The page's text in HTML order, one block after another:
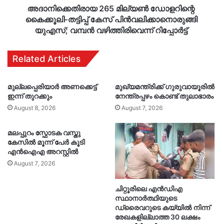
വഴിത്തിരിവെന്ന്
അദാനിക്കെതിരായ 265 മില്യൺ ഡോളറിന്റെ
കൈക്കൂലി-തട്ടിപ്പ് കേസ് പിൻവലിക്കാനൊരുങ്ങി
യുഎസ്; വമ്പൻ വഴിത്തിരിവെന്ന് റിപ്പോർട്ട്
Related Articles
മുല്ലപ്പെരിയാർ അണക്കെട്ട്
ഇന്ന് തുറക്കും
August 8, 2026
മുഖ്യമന്ത്രിക്ക് ഗുരുവായൂരിൽ
നേന്ത്രപ്പഴം കൊണ്ട് തുലാഭാരം
August 7, 2026
മലപ്പുറം സ്ഫോടക വസ്തു
കേസിൽ മൂന്ന് പേർ കൂടി
എൻഐഎ അറസ്റ്റിൽ
August 7, 2026
ചിറ്റൂരിലെ എൻഡിഎ
സ്ഥാനാർത്ഥിയുടെ
ഡ്രൈവറുടെ കയ്യിൽ നിന്ന്
രേഖകളില്ലാത്ത 30 ലക്ഷം